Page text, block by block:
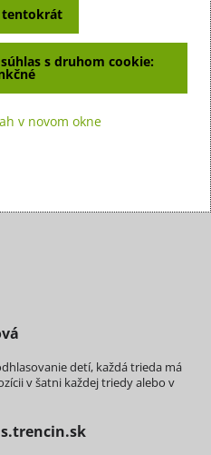
tentokrát
s druhom cookie:
v novom okne
detí, každá trieda má
v šatni každej triedy alebo v